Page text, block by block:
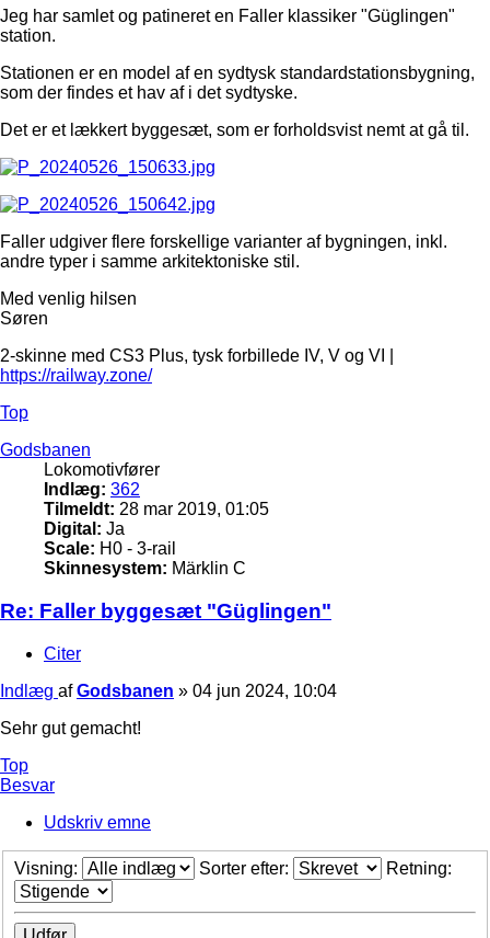
Jeg har samlet og patineret en Faller klassiker "Güglingen"
station.
Stationen er en model af en sydtysk standardstationsbygning,
som der findes et hav af i det sydtyske.
Det er et lækkert byggesæt, som er forholdsvist nemt at gå til.
Faller udgiver flere forskellige varianter af bygningen, inkl.
andre typer i samme arkitektoniske stil.
Med venlig hilsen
Søren
2-skinne med CS3 Plus, tysk forbillede IV, V og VI |
https://railway.zone/
Top
Godsbanen
Lokomotivfører
Indlæg: 362
Tilmeldt: 28 mar 2019, 01:05
Digital: Ja
Scale: H0 - 3-rail
Skinnesystem: Märklin C
Re: Faller byggesæt "Güglingen"
Citer
Indlæg afGodsbanen » 04 jun 2024, 10:04
Sehr gut gemacht!
Top
Besvar
Udskriv emne
Visning: Sorter efter: Retning: